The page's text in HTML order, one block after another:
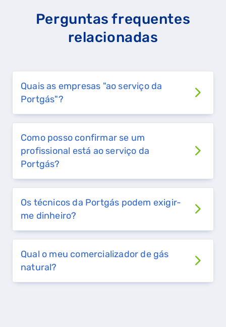
Perguntas frequentes
relacionadas
Quais as empresas "ao serviço da
Portgás"?
Como posso confirmar se um
profissional está ao serviço da
Portgás?
Os técnicos da Portgás podem exigir-
me dinheiro?
Qual o meu comercializador de gás
natural?
QUERO TER GÁS NATURAL
GASES RENOVÁVEIS
SIMULADOR DE POUPANÇA